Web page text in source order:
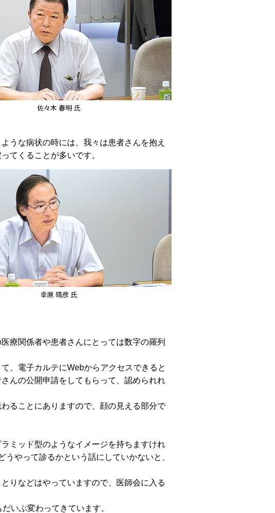
うな病状の時には、我々は患者さんを抱え
てくることが多いです。
療関係者や患者さんにとっては数字の羅列
、電子カルテにWebからアクセスできると
んの公開申請をしてもらって、認められれ
ることにありますので、顔の見える部分で
ミッド型のようなイメージを持ちますけれ
やって診るかという話にしていかないと、
りなどはやっていますので、医師会に入る
いぶ変わってきています。